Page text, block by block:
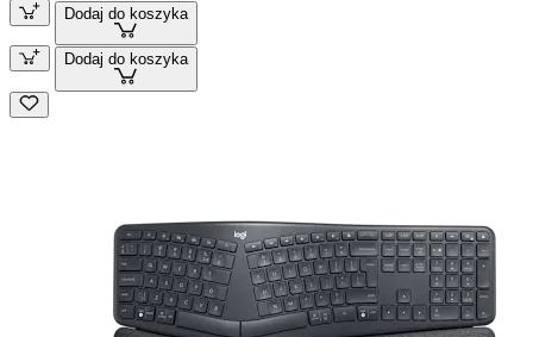
Dodaj do koszyka
Dodaj do koszyka